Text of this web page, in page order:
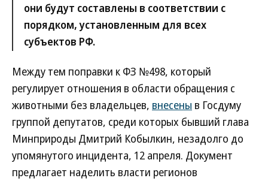
они будут составлены в соответствии с
порядком, установленным для всех
субъектов РФ.
Между тем поправки к ФЗ №498, который
регулирует отношения в области обращения с
животными без владельцев, внесены в Госдуму
группой депутатов, среди которых бывший глава
Минприроды Дмитрий Кобылкин, незадолго до
упомянутого инцидента, 12 апреля. Документ
предлагает наделить власти регионов